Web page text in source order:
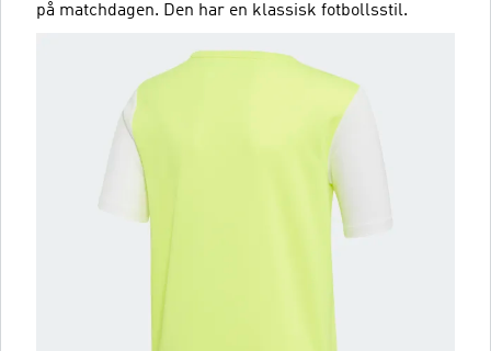
på matchdagen. Den har en klassisk fotbollsstil.